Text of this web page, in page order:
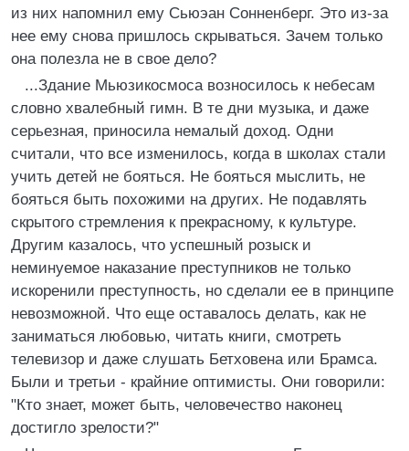
из них напомнил ему Сьюэан Сонненберг. Это из-за
нее ему снова пришлось скрываться. Зачем только
она полезла не в свое дело?
...Здание Мьюзикосмоса возносилось к небесам
словно хвалебный гимн. В те дни музыка, и даже
серьезная, приносила немалый доход. Одни
считали, что все изменилось, когда в школах стали
учить детей не бояться. Не бояться мыслить, не
бояться быть похожими на других. Не подавлять
скрытого стремления к прекрасному, к культуре.
Другим казалось, что успешный розыск и
неминуемое наказание преступников не только
искоренили преступность, но сделали ее в принципе
невозможной. Что еще оставалось делать, как не
заниматься любовью, читать книги, смотреть
телевизор и даже слушать Бетховена или Брамса.
Были и третьи - крайние оптимисты. Они говорили:
"Кто знает, может быть, человечество наконец
достигло зрелости?"